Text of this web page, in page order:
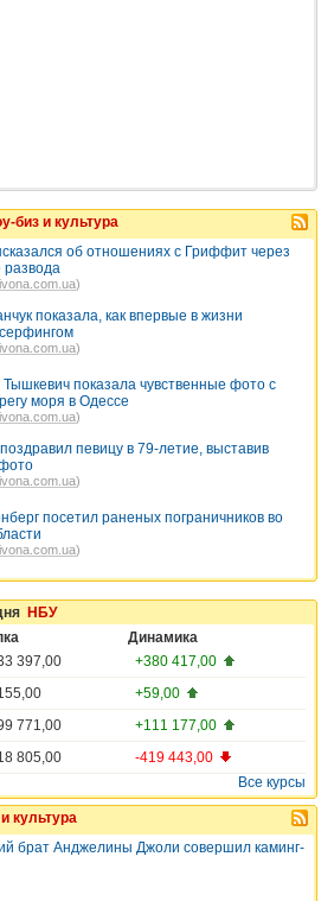
биз и культура
об отношениях с Гриффит через
развода
ivona.com.ua)
показала, как впервые в жизни
ivona.com.ua)
показала чувственные фото с
моря в Одессе
ivona.com.ua)
певицу в 79-летие, выставив
ivona.com.ua)
посетил раненых пограничников во
ivona.com.ua)
НБУ
Динамика
397,00
+380 417,00
+59,00
771,00
+111 177,00
805,00
-419 443,00
Все курсы
культура
брат Анджелины Джоли совершил каминг-